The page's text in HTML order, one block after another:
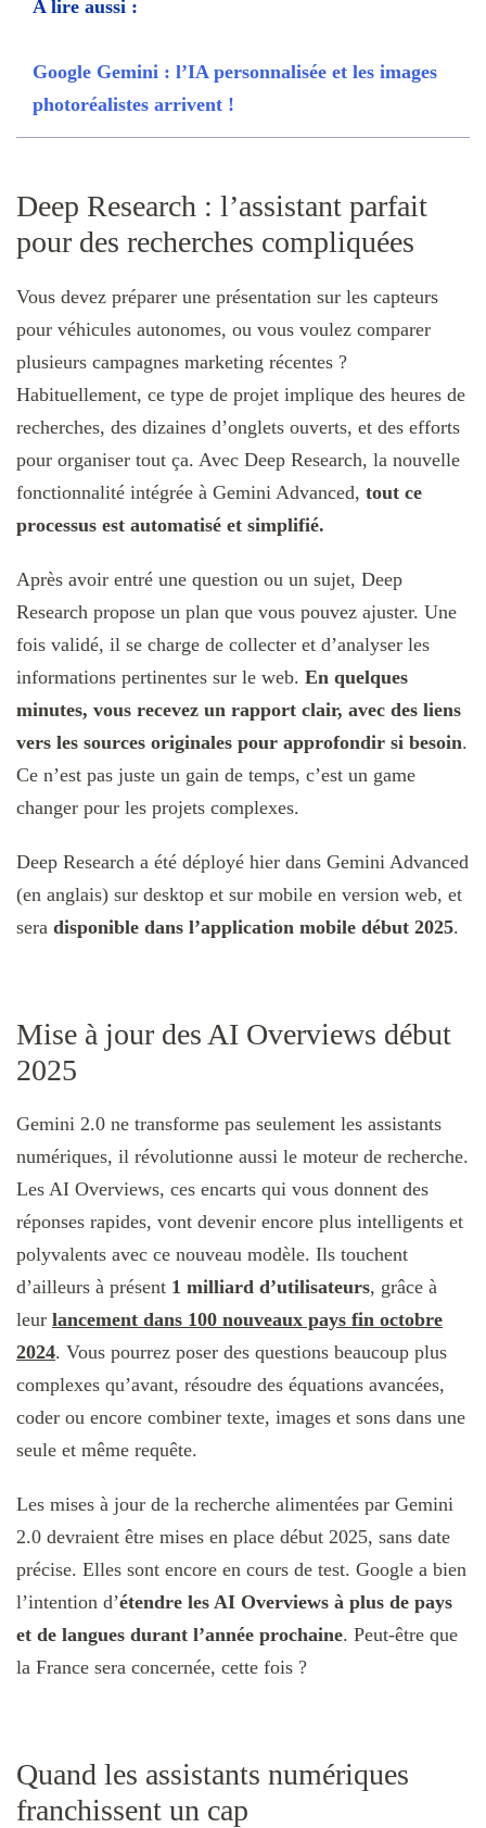
A lire aussi :
Google Gemini : l’IA personnalisée et les images
photoréalistes arrivent !
Deep Research : l’assistant parfait
pour des recherches compliquées
Vous devez préparer une présentation sur les capteurs
pour véhicules autonomes, ou vous voulez comparer
plusieurs campagnes marketing récentes ?
Habituellement, ce type de projet implique des heures de
recherches, des dizaines d’onglets ouverts, et des efforts
pour organiser tout ça. Avec Deep Research, la nouvelle
fonctionnalité intégrée à Gemini Advanced, tout ce
processus est automatisé et simplifié.
Après avoir entré une question ou un sujet, Deep
Research propose un plan que vous pouvez ajuster. Une
fois validé, il se charge de collecter et d’analyser les
informations pertinentes sur le web. En quelques
minutes, vous recevez un rapport clair, avec des liens
vers les sources originales pour approfondir si besoin.
Ce n’est pas juste un gain de temps, c’est un game
changer pour les projets complexes.
Deep Research a été déployé hier dans Gemini Advanced
(en anglais) sur desktop et sur mobile en version web, et
sera disponible dans l’application mobile début 2025.
Mise à jour des AI Overviews début
2025
Gemini 2.0 ne transforme pas seulement les assistants
numériques, il révolutionne aussi le moteur de recherche.
Les AI Overviews, ces encarts qui vous donnent des
réponses rapides, vont devenir encore plus intelligents et
polyvalents avec ce nouveau modèle. Ils touchent
d’ailleurs à présent 1 milliard d’utilisateurs, grâce à
leur lancement dans 100 nouveaux pays fin octobre
2024. Vous pourrez poser des questions beaucoup plus
complexes qu’avant, résoudre des équations avancées,
coder ou encore combiner texte, images et sons dans une
seule et même requête.
Les mises à jour de la recherche alimentées par Gemini
2.0 devraient être mises en place début 2025, sans date
précise. Elles sont encore en cours de test. Google a bien
l’intention d’étendre les AI Overviews à plus de pays
et de langues durant l’année prochaine. Peut-être que
la France sera concernée, cette fois ?
Quand les assistants numériques
franchissent un cap